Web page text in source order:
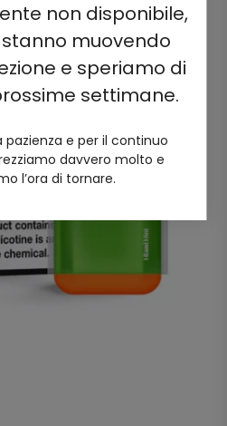
non disponibile,
muovendo
e speriamo di
settimane.
pazienza e per il continuo
davvero molto e
l’ora di tornare.